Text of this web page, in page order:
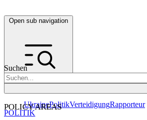
Open sub navigation
Suchen
POLICY AREAS
UkrainePolitikVerteidigungRapporteur
POLITIK